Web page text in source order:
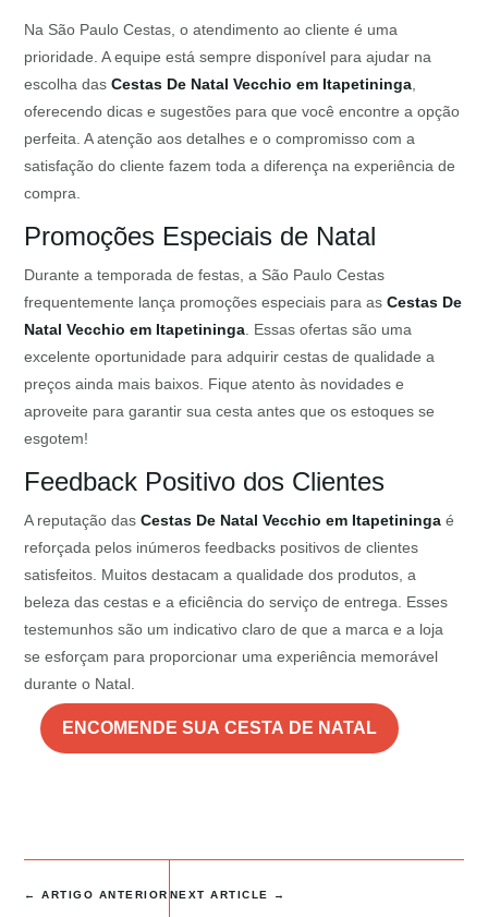
Na São Paulo Cestas, o atendimento ao cliente é uma
prioridade. A equipe está sempre disponível para ajudar na
escolha dasCestas De Natal Vecchio em Itapetininga
oferecendo dicas e sugestões para que você encontre a opção
perfeita. A atenção aos detalhes e o compromisso com a
satisfação do cliente fazem toda a diferença na experiência de
compra.
Promoções Especiais de Natal
Durante a temporada de festas, a São Paulo Cestas
frequentemente lança promoções especiais para asCestas De
Natal Vecchio em Itapetininga . Essas ofertas são uma
excelente oportunidade para adquirir cestas de qualidade a
preços ainda mais baixos. Fique atento às novidades e
aproveite para garantir sua cesta antes que os estoques se
esgotem!
Feedback Positivo dos Clientes
A reputação dasCestas De Natal Vecchio em Itapetininga é
reforçada pelos inúmeros feedbacks positivos de clientes
satisfeitos. Muitos destacam a qualidade dos produtos, a
beleza das cestas e a eficiência do serviço de entrega. Esses
testemunhos são um indicativo claro de que a marca e a loja
se esforçam para proporcionar uma experiência memorável
durante o Natal.
ENCOMENDE SUA CESTA DE NATAL
←ARTIGO ANTERIOR NEXT ARTICLE →